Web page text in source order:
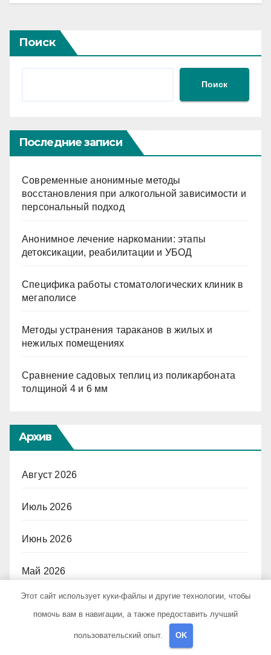
Поиск
Поиск
Последние записи
Современные анонимные методы
восстановления при алкогольной зависимости и
персональный подход
Анонимное лечение наркомании: этапы
детоксикации, реабилитации и УБОД
Специфика работы стоматологических клиник в
мегаполисе
Методы устранения тараканов в жилых и
нежилых помещениях
Сравнение садовых теплиц из поликарбоната
толщиной 4 и 6 мм
Архив
Август 2026
Июль 2026
Июнь 2026
Май 2026
Этот сайт использует куки-файлы и другие технологии, чтобы
помочь вам в навигации, а также предоставить лучший
пользовательский опыт. OK